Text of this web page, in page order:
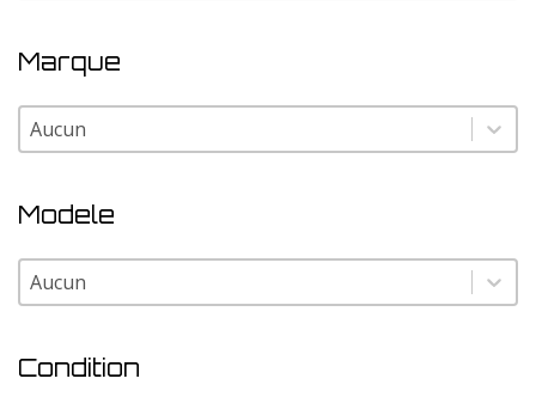
Marque
Marque
Marque
Modele
Modele
Modele
Condition